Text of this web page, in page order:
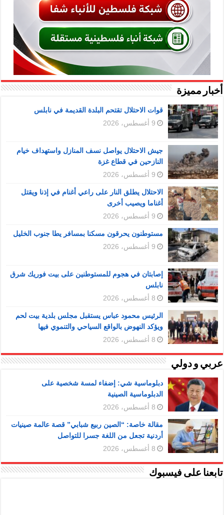
أخبار مميزة
قوات الاحتلال تقتحم البلدة القديمة في نابلس
9 أغسطس، 2026
جيش الاحتلال يواصل نسف المنازل واستهداف خيام
النازحين في قطاع غزة
9 أغسطس، 2026
الاحتلال يطلق النار على راعي أغنام في إذنا ويقتل
أغناما ويصيب أخرى
9 أغسطس، 2026
مستوطنون يحرقون مسكنا بمسافر يطا جنوب الخليل
9 أغسطس، 2026
إصابتان في هجوم للمستوطنين على بيت فوريك شرق
نابلس
8 أغسطس، 2026
الرئيس محمود عباس يستقبل مجلس بلدية بيت لحم
ويؤكد النهوض بالواقع السياحي والتنموي فيها
8 أغسطس، 2026
عربي و دولي
دبلوماسية شي: إضفاء لمسة شخصية على
الدبلوماسية الصينية
8 أغسطس، 2026
مقالة خاصة: “الصين ربيع شبابي” قصة عالمة صينيات
أردنية تجعل من اللغة جسرا للتواصل
8 أغسطس، 2026
تابعنا على فيسبوك